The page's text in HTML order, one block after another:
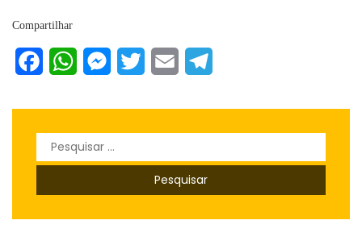
Compartilhar
FacebookWhatsAppMessenger
Twitter Email
Pesquisar